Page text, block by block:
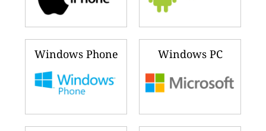
Windows Phone Windows PC